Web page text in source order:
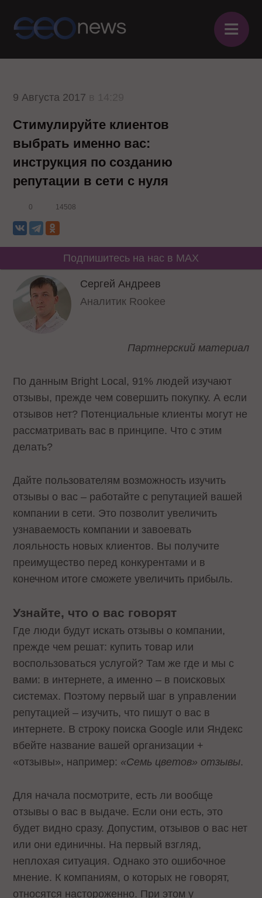
≡
9 Августа 2017
Стимулируйте клиентов
выбрать именно вас:
инструкция по созданию
репутации в сети с нуля
0 14508
Подпишитесь на нас в MAX
Сергей Андреев
Аналитик Rookee
Партнерский материал
По данным Bright Local, 91% людей изучают
отзывы, прежде чем совершить покупку. А если
отзывов нет? Потенциальные клиенты могут не
рассматривать вас в принципе. Что с этим
делать?
Дайте пользователям возможность изучить
отзывы о вас – работайте с репутацией вашей
компании в сети. Это позволит увеличить
узнаваемость компании и завоевать
лояльность новых клиентов. Вы получите
преимущество перед конкурентами и в
конечном итоге сможете увеличить прибыль.
Узнайте, что о вас говорят
Где люди будут искать отзывы о компании,
прежде чем решат: купить товар или
воспользоваться услугой? Там же где и мы с
вами: в интернете, а именно – в поисковых
системах. Поэтому первый шаг в управлении
репутацией – изучить, что пишут о вас в
интернете. В строку поиска Google или Яндекс
вбейте название вашей организации +
«отзывы», например: «Семь цветов» отзывы.
Для начала посмотрите, есть ли вообще
отзывы о вас в выдаче. Если они есть, это
будет видно сразу. Допустим, отзывов о вас нет
или они единичны. На первый взгляд,
неплохая ситуация. Однако это ошибочное
мнение. К компаниям, о которых не говорят,
относятся настороженно. При этом у